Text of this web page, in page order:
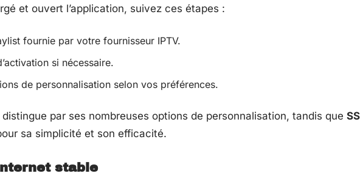
et ouvert l’application, suivez ces étapes :
fournie par votre fournisseur IPTV.
si nécessaire.
de personnalisation selon vos préférences.
distingue par ses nombreuses options de personnalisation, tandis que SS
sa simplicité et son efficacité.
stable